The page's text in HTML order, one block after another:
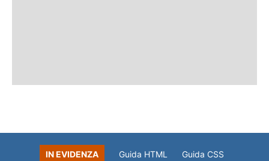
IN EVIDENZA Guida HTML
Guida CSS